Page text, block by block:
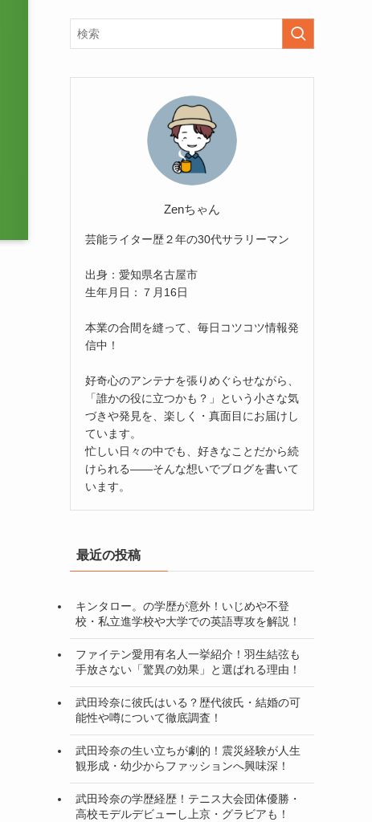
Zenちゃん
芸能ライター歴２年の30代サラリーマン
出身：愛知県名古屋市
生年月日：７月16日
本業の合間を縫って、毎日コツコツ情報発
信中！
好奇心のアンテナを張りめぐらせながら、
「誰かの役に立つかも？」という小さな気
づきや発見を、楽しく・真面目にお届けし
ています。
忙しい日々の中でも、好きなことだから続
けられる——そんな想いでブログを書いて
います。
最近の投稿
キンタロー。の学歴が意外！いじめや不登
校・私立進学校や大学での英語専攻を解説！
ファイテン愛用有名人一挙紹介！羽生結弦も
手放さない「驚異の効果」と選ばれる理由！
武田玲奈に彼氏はいる？歴代彼氏・結婚の可
能性や噂について徹底調査！
武田玲奈の生い立ちが劇的！震災経験が人生
観形成・幼少からファッションへ興味深！
武田玲奈の学歴経歴！テニス大会団体優勝・
高校モデルデビューし上京・グラビアも！